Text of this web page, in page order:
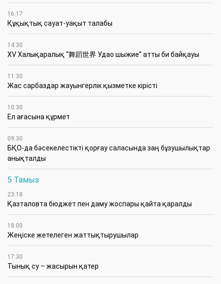
16:17
Құқықтық сауат-уақыт талабы
14:30
XV Халықаралық “舞蹈世界 Удао шыжие” атты би байқауы
11:30
Жас сарбаздар жауынгерлік қызметке кірісті
10:30
Ел ағасына құрмет
09:30
БҚО-да бәсекелестікті қорғау саласында заң бұзушылықтар
анықталды
5 Тамыз
23:18
Қазталовта бюджет пен даму жоспары қайта қаралды
18:00
Жеңіске жетелеген жаттықтырушылар
17:30
Тынық су – жасырын қатер